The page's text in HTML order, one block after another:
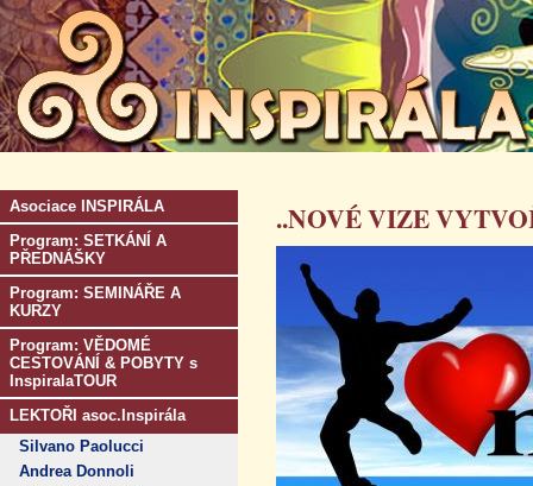
Asociace INSPIRÁLA
Program: SETKÁNÍ A
PŘEDNÁŠKY
Program: SEMINÁŘE A
KURZY
Program: VĚDOMÉ
CESTOVÁNÍ & POBYTY s
InspiralaTOUR
LEKTOŘI asoc.Inspirála
Silvano Paolucci
Andrea Donnoli
..NOVÉ VIZE